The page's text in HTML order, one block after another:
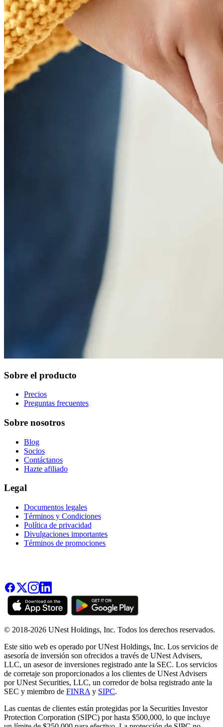
Sobre el producto
Precios
Preguntas frecuentes
Sobre nosotros
Blog
Socios
Contáctanos
Hazte afiliado
Legal
Documentos legales
Términos y Condiciones
Política de privacidad
Divulgaciones importantes
Términos de promociones
© 2018-2026 UNest Holdings, Inc. Todos los derechos reservados.
Este sitio web es operado por UNest Holdings, Inc. Los servicios de
asesoría de inversión son ofrecidos a través de UNest Advisers,
LLC, un asesor de inversiones registrado ante la SEC. Los servicios
de corretaje son proporcionados a los clientes de UNest Advisers
por UNest Securities, LLC, un corredor de bolsa registrado ante la
SEC y miembro de FINRA y SIPC.
Las cuentas de clientes están protegidas por la Securities Investor
Protection Corporation (SIPC) por hasta $500,000, lo que incluye